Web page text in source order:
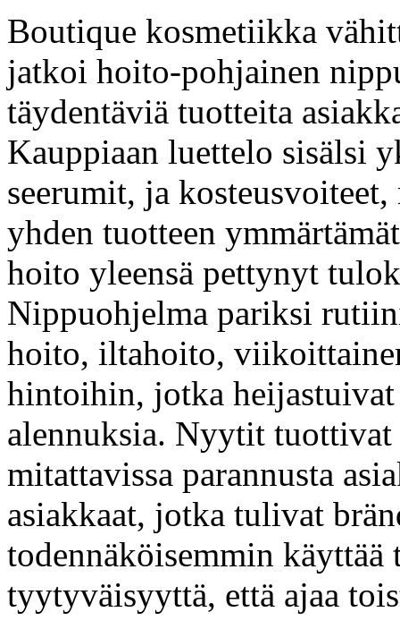
Boutique kosmetiikka
jatkoi hoito-pohjainen
täydentäviä tuotteita
Kauppiaan luettelo sisälsi
seerumit, ja
yhden tuotteen
hoito yleensä pettynyt
Nippuohjelma pariksi
hoito, iltahoito,
hintoihin, jotka
alennuksia. Nyytit
mitattavissa parannusta
asiakkaat, jotka tulivat
todennäköisemmin
tyytyväisyyttä, että ajaa